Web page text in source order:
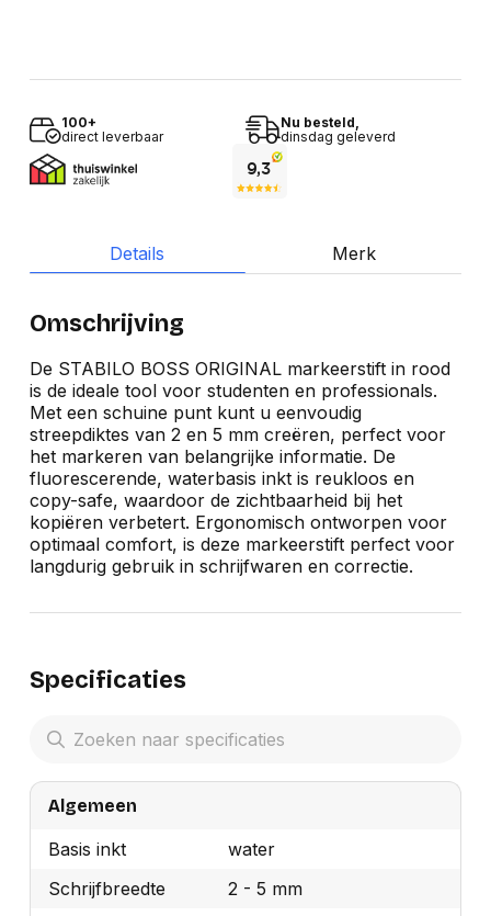
100+
direct leverbaar
Nu besteld,
dinsdag geleverd
Details Merk
Omschrijving
De STABILO BOSS ORIGINAL markeerstift in rood
is de ideale tool voor studenten en professionals.
Met een schuine punt kunt u eenvoudig
streepdiktes van 2 en 5 mm creëren, perfect voor
het markeren van belangrijke informatie. De
fluorescerende, waterbasis inkt is reukloos en
copy-safe, waardoor de zichtbaarheid bij het
kopiëren verbetert. Ergonomisch ontworpen voor
optimaal comfort, is deze markeerstift perfect voor
langdurig gebruik in schrijfwaren en correctie.
Specificaties
Algemeen
Basis inkt
water
Schrijfbreedte
2 - 5 mm